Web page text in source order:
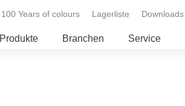
100 Years of colours Lagerliste Downloads
Produkte Branchen Service